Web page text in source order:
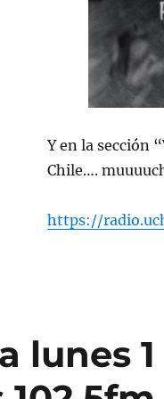
Y en la sección
Chile….
https://
lunes